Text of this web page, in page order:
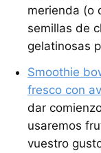
merienda (o
semillas de
gelatinosas
Smoothie
fresco con
dar
usaremos
vuestro